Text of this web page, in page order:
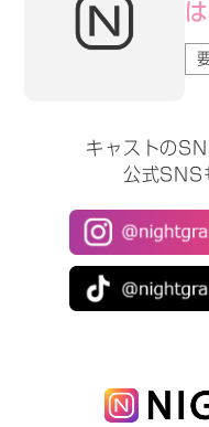
キャストの
公式SNS